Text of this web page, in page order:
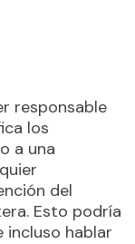
responsable
los
a una
del
Esto podría
incluso hablar